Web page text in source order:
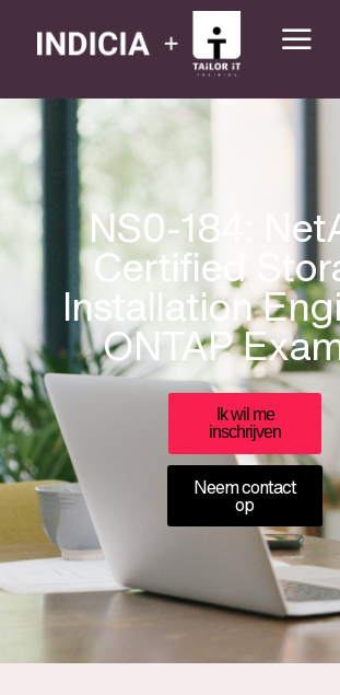
NS0-184:
Certified
Installation
ONTAP
Ik wil me
inschrijven
Neem contact
op